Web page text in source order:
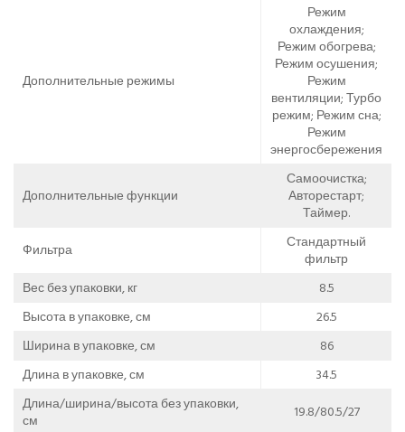
Дополнительные режимы
Режим
охлаждения;
Режим обогрева;
Режим осушения;
Режим
вентиляции; Турбо
режим; Режим сна;
Режим
энергосбережения
Дополнительные функции
Самоочистка;
Авторестарт;
Таймер.
Фильтра
Стандартный
фильтр
Вес без упаковки, кг
8.5
Высота в упаковке, см
26.5
Ширина в упаковке, см
86
Длина в упаковке, см
34.5
Длина/ширина/высота без упаковки,
см
19.8/80.5/27